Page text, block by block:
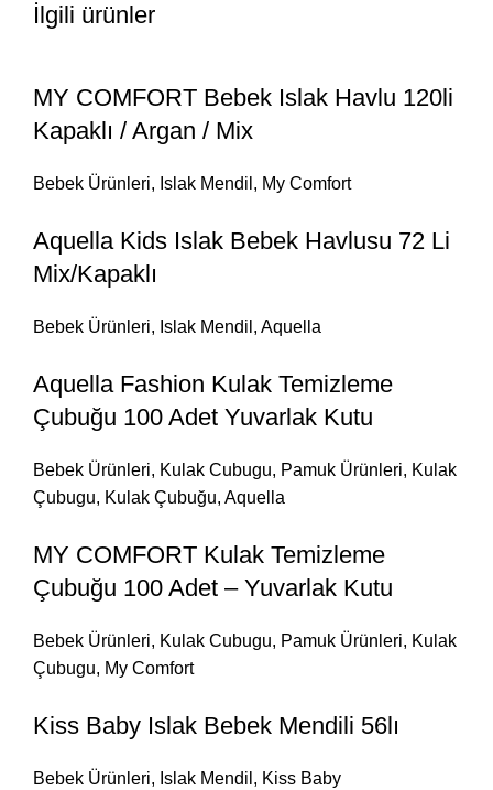
İlgili ürünler
MY COMFORT Bebek Islak Havlu 120li
Kapaklı / Argan / Mix
Bebek Ürünleri, Islak Mendil , My Comfort
Aquella Kids Islak Bebek Havlusu 72 Li
Mix/Kapaklı
Bebek Ürünleri, Islak Mendil , Aquella
Aquella Fashion Kulak Temizleme
Çubuğu 100 Adet Yuvarlak Kutu
Bebek Ürünleri, Kulak Cubugu, Pamuk Ürünleri, Kulak
Çubugu, Kulak Çubuğu, Aquella
MY COMFORT Kulak Temizleme
Çubuğu 100 Adet – Yuvarlak Kutu
Bebek Ürünleri, Kulak Cubugu, Pamuk Ürünleri, Kulak
Çubugu, My Comfort
Kiss Baby Islak Bebek Mendili 56lı
Bebek Ürünleri, Islak Mendil , Kiss Baby